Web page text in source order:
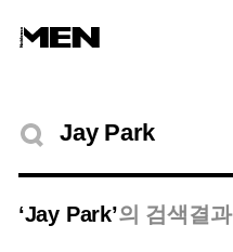
검색결과
‘Jay Park’의 검색결과